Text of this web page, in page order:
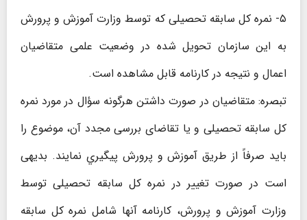
۵- نمره کل سابقه تحصیلی که توسط وزارت آموزش و پرورش
به این سازمان تحویل شده در وضعیت علمی متقاضیان
اعمال و نتیجه در کارنامه قابل مشاهده است.
تبصره: متقاضیان در صورت داشتن هرگونه سؤال در مورد نمره
کل سابقه تحصیلی و یا تقاضای بررسی مجدد آن، موضوع را
باید صرفاً از طريق آموزش و پرورش پيگيري نمایند. بدیهی
است در صورت تغییر در نمره کل سابقه تحصیلی توسط
وزارت آموزش‌ و پرورش، کارنامه آنها شامل نمره کل سابقه